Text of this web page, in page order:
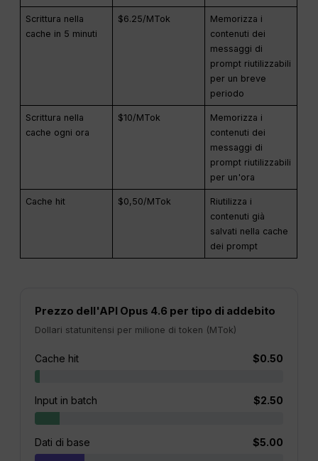
Scrittura nella
cache in 5 minuti
$6.25/MTok
Memorizza i
contenuti dei
messaggi di
prompt riutilizzabili
per un breve
periodo
Scrittura nella
cache ogni ora
$10/MTok
Memorizza i
contenuti dei
messaggi di
prompt riutilizzabili
per un'ora
Cache hit $0,50/MTok
Riutilizza i
contenuti già
salvati nella cache
dei prompt
Prezzo dell'API Opus 4.6 per tipo di addebito
Dollari statunitensi per milione di token (MTok)
Cache hit $0.50
Input in batch $2.50
Dati di base $5.00